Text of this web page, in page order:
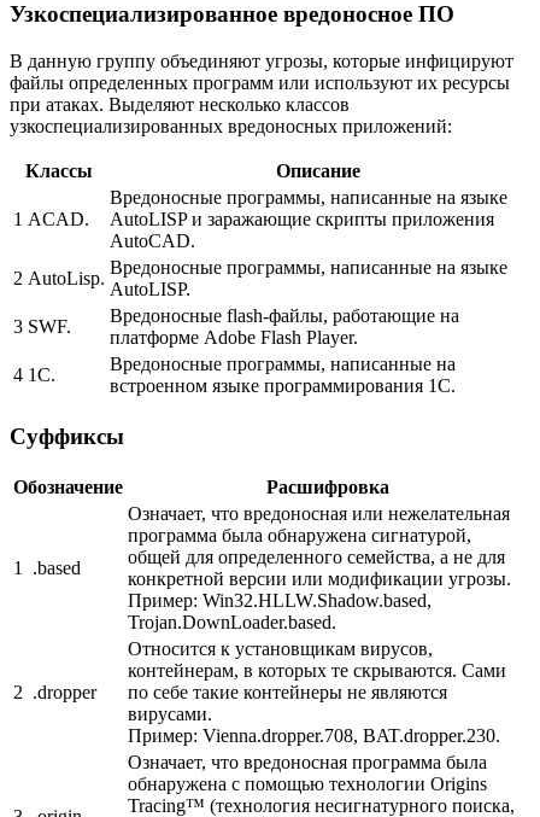
Узкоспециализированное вредоносное ПО
В данную группу объединяют угрозы, которые инфицируют
файлы определенных программ или используют их ресурсы
при атаках. Выделяют несколько классов
узкоспециализированных вредоносных приложений:
Классы Описание
1 ACAD.
Вредоносные программы, написанные на языке
AutoLISP и заражающие скрипты приложения
AutoCAD.
2 AutoLisp.
Вредоносные программы, написанные на языке
AutoLISP.
3 SWF.
Вредоносные flash-файлы, работающие на
платформе Adobe Flash Player.
4 1C.
Вредоносные программы, написанные на
встроенном языке программирования 1С.
Суффиксы
Обозначение Расшифровка
1 .based
Означает, что вредоносная или нежелательная
программа была обнаружена сигнатурой,
общей для определенного семейства, а не для
конкретной версии или модификации угрозы.
Пример: Win32.HLLW.Shadow.based,
Trojan.DownLoader.based.
2 .dropper
Относится к установщикам вирусов,
контейнерам, в которых те скрываются. Cами
по себе такие контейнеры не являются
вирусами.
Пример: Vienna.dropper.708, BAT.dropper.230.
Означает, что вредоносная программа была
обнаружена с помощью технологии Origins
Tracing™ (технология несигнатурного поиска,